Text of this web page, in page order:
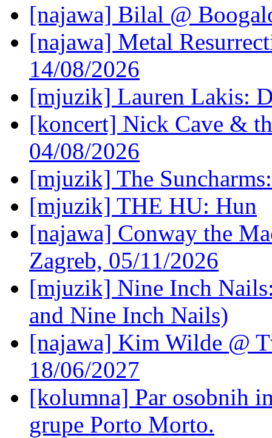
[najawa] Bilal @
[najawa] Metal
14/08/2026
[mjuzik] Lauren Lakis:
[koncert] Nick Cave &
04/08/2026
[mjuzik] The
[mjuzik] THE HU: Hun
[najawa] Conway the
Zagreb, 05/11/2026
[mjuzik] Nine Inch
and Nine Inch Nails)
[najawa] Kim Wilde @
18/06/2027
[kolumna] Par osobnih
grupe Porto Morto.